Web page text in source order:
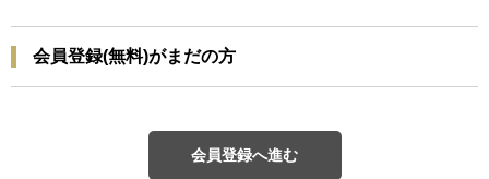
会員登録(無料)がまだの方
会員登録へ進む